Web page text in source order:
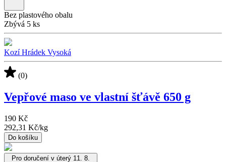
Bez plastového obalu
Zbývá 5 ks
Kozí Hrádek Vysoká
(0)
Vepřové maso ve vlastní šťávě 650 g
190 Kč
292,31 Kč/kg
Do košíku
Pro doručení v úterý 11. 8.